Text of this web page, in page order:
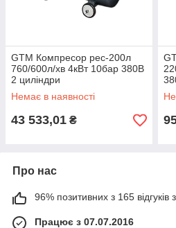
GTM Компресор рес-200л
760/600л/хв 4кВт 10бар 380В
2 циліндри
Немає в наявності
43 533,01 ₴
Про нас
96% позитивних з 165 відгуків
Працює з 07.07.2016